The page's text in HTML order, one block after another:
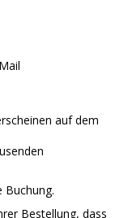
auf dem
Buchung.
Bestellung, dass